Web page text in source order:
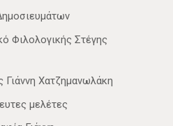
Φιλολογικής Στέγης
Γιάννη Χατζημανωλάκη
μελέτες